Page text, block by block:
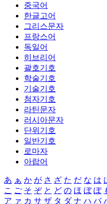
중국어
한글고어
그리스문자
프랑스어
독일어
히브리어
괄호기호
학술기호
기술기호
첨자기호
라틴문자
러시아문자
단위기호
일반기호
로마자
아랍어
あ ぁ か が さ ざ た だ な は
こ ご そ ぞ と ど の ほ ぼ ぽ
ア ァ カ サ ザ タ ダ ナ ハ バ